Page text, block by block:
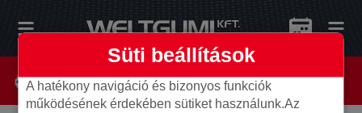
Süti beállítások
A hatékony navigáció és bizonyos funkciók
működésének érdekében sütiket használunk.Az